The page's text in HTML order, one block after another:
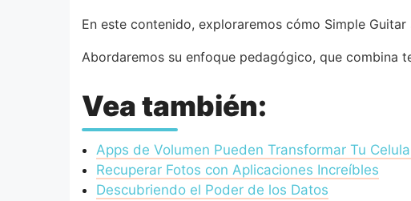
En este contenido, exploraremos cómo Simple
Abordaremos su enfoque pedagógico, que combina
Vea también:
Apps de Volumen Pueden Transformar Tu
Recuperar Fotos con Aplicaciones Increíbles
Descubriendo el Poder de los Datos